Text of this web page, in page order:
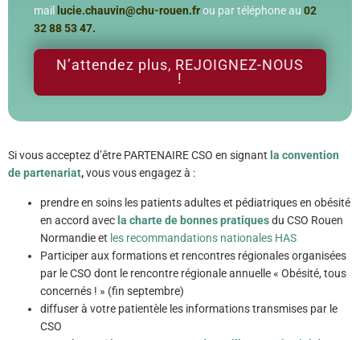
mail lucie.chauvin@chu-rouen.frou par téléphone au 02
32 88 53 47.
N’attendez plus, REJOIGNEZ-NOUS
!
Si vous acceptez d’être PARTENAIRE CSO en signant la convention
de partenariat,vous vous engagez à :
prendre en soins les patients adultes et pédiatriques en obésité
en accord avec la charte de bonnes pratiquesdu CSO Rouen
Normandie et les recommandations nationales HAS
Participer aux formations et rencontres régionales organisées
par le CSO dont le rencontre régionale annuelle « Obésité, tous
concernés ! » (fin septembre)
diffuser à votre patientèle les informations transmises par le
CSO